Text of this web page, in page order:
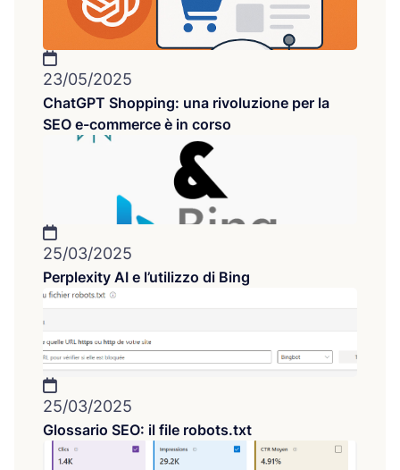
23/05/2025
ChatGPT Shopping: una rivoluzione per la
SEO e-commerce è in corso
25/03/2025
Perplexity AI e l’utilizzo di Bing
25/03/2025
Glossario SEO: il file robots.txt